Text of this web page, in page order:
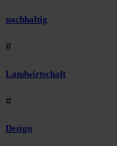
nachhaltig
#
Landwirtschaft
#
Design